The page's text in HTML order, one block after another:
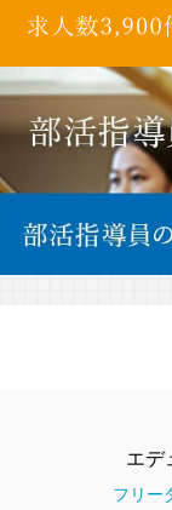
エデ
フリー